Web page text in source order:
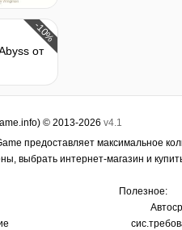
-10%
от
© 2013-2026 v4.1
предоставляет максимальное
выбрать интернет-магазин и
Полезное: